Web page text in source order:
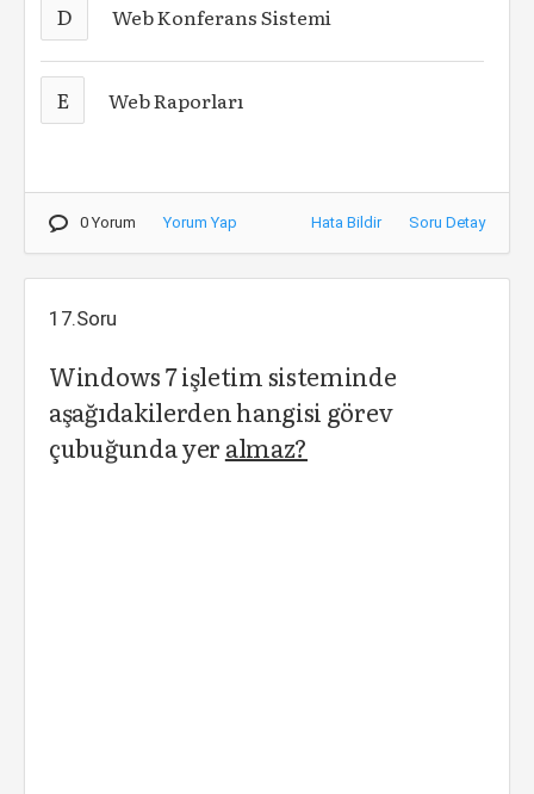
D Web Konferans Sistemi
E Web Raporları
0 Yorum Yorum Yap Hata Bildir Soru Detay
17.Soru
Windows 7 işletim sisteminde
aşağıdakilerden hangisi görev
çubuğunda yer almaz?